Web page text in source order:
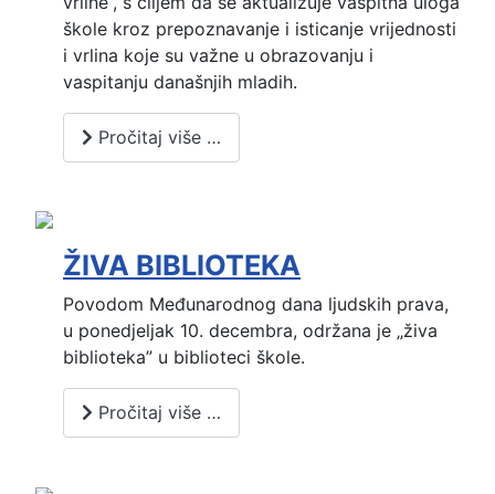
škole kroz prepoznavanje i isticanje vrijednosti
i vrlina koje su važne u obrazovanju i
vaspitanju današnjih mladih.
Pročitaj više …
ŽIVA BIBLIOTEKA
Povodom Međunarodnog dana ljudskih prava,
u ponedjeljak 10. decembra, održana je „živa
biblioteka” u biblioteci škole.
Pročitaj više …